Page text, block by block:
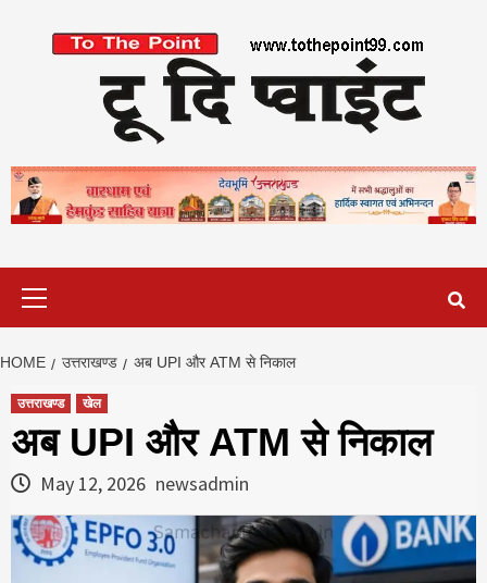
HOME उत्तराखण्ड अब UPI और ATM से निकाल
उत्तराखण्ड खेल
अब UPI और ATM से निकाल
May 12, 2026 newsadmin